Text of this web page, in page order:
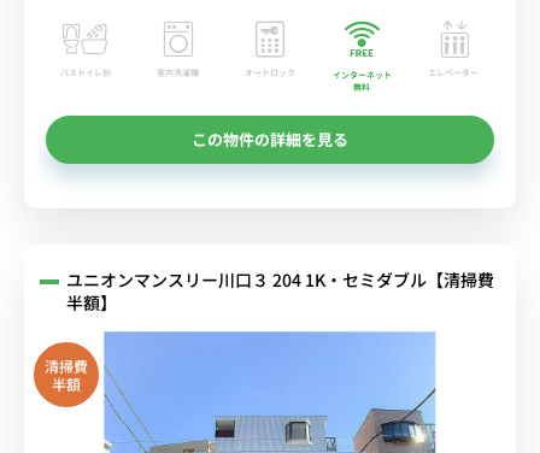
バストイレ別 室内洗濯機 オートロック
インターネット
無料
エレベーター
この物件の詳細を見る
ユニオンマンスリー川口３ 204 1K・セミダブル【清掃費
半額】
清掃費
半額